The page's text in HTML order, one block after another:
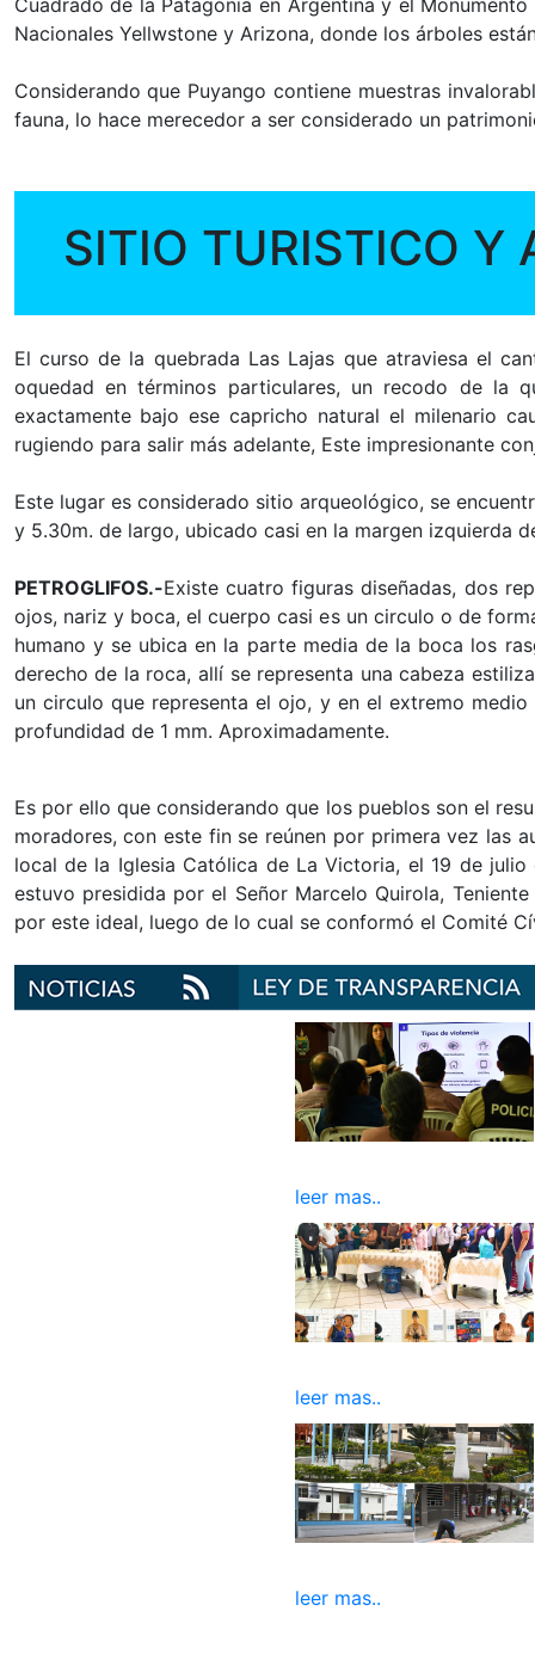
Cuadrado de la Patagonia en Argentina y el
Nacionales Yellwstone y Arizona, donde los árboles
Considerando que Puyango contiene muestras
fauna, lo hace merecedor a ser considerado un
SITIO TURISTICO Y
El curso de la quebrada Las Lajas que atraviesa el
oquedad en términos particulares, un recodo de la
exactamente bajo ese capricho natural el milenario
rugiendo para salir más adelante, Este impresionante
Este lugar es considerado sitio arqueológico, se
y 5.30m. de largo, ubicado casi en la margen izquierda
PETROGLIFOS.-Existe cuatro figuras diseñadas, dos
ojos, nariz y boca, el cuerpo casi es un circulo o de
humano y se ubica en la parte media de la boca los
derecho de la roca, allí se representa una cabeza
un circulo que representa el ojo, y en el extremo
profundidad de 1 mm. Aproximadamente.
Es por ello que considerando que los pueblos son el
moradores, con este fin se reúnen por primera vez las
local de la Iglesia Católica de La Victoria, el 19 de
estuvo presidida por el Señor Marcelo Quirola,
por este ideal, luego de lo cual se conformó el Comité
leer mas..
leer mas..
leer mas..